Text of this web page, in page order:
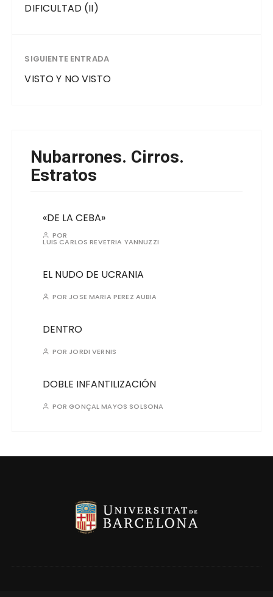
DIFICULTAD (II)
SIGUIENTE ENTRADA
VISTO Y NO VISTO
Nubarrones. Cirros.
Estratos
«DE LA CEBA»
POR
LUIS CARLOS REVETRIA YANNUZZI
EL NUDO DE UCRANIA
POR JOSE MARIA PEREZ AUBIA
DENTRO
POR JORDI VERNIS
DOBLE INFANTILIZACIÓN
PORGONÇAL MAYOS SOLSONA